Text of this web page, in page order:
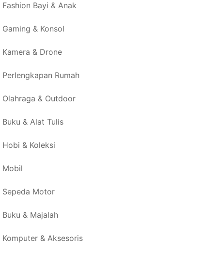
Fashion Bayi & Anak
Gaming & Konsol
Kamera & Drone
Perlengkapan Rumah
Olahraga & Outdoor
Buku & Alat Tulis
Hobi & Koleksi
Mobil
Sepeda Motor
Buku & Majalah
Komputer & Aksesoris